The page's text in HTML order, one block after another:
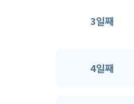
3일째
4일째